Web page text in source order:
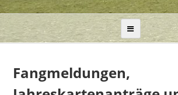
Fangmeldungen,